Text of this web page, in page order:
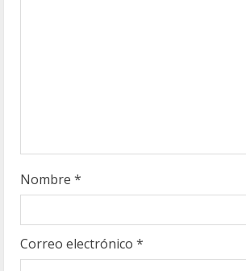
Nombre *
Correo electrónico *